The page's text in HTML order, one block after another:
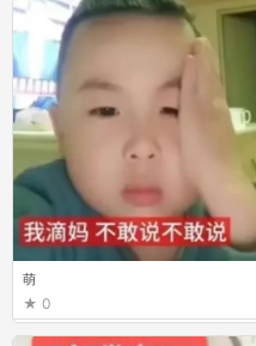
萌
0